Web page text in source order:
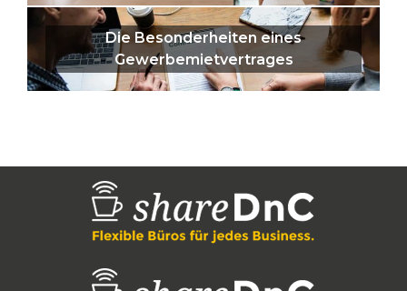
Die Besonderheiten eines
Gewerbemietvertrages